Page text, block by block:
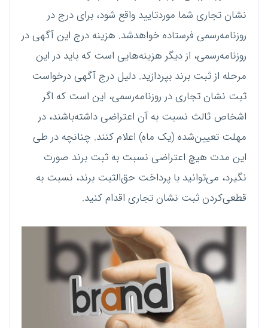
نشان تجاری شما موردتایید واقع شود، برای درج در
روزنامه‌رسمی فرستاده خواهدشد. هزینه درج این آگهی در
روزنامه‌رسمی، از دیگر هزینه‌هایی است که باید در این
مرحله از ثبت برند بپردازید. دلیل درج آگهی درخواست
ثبت نشان تجاری در روزنامه‌رسمی، این است که اگر
اشخاص ثالث نسبت به آن اعتراضی داشته‌باشند، در
مهلت تعیین‌شده (یک ماه) اعلام کنند. چنانچه در طی
این مدت هیچ اعتراضی نسبت به ثبت برند صورت
نگیرد، می‌توانید با پرداخت حق‌الثبت برند، نسبت به
قطعی‌کردن ثبت نشان تجاری اقدام کنید.